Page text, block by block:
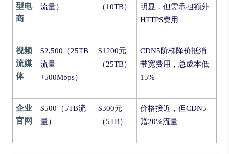
型电
商
流量）
（10TB）
明显，但需承担额外
HTTPS费用
视频
流媒
体
$2,500（25TB
流量
+500Mbps）
$1200元
（25TB）
CDN5阶梯降价抵消
带宽费用，总成本低
15%
企业
官网
$500（5TB流
量）
$300元
（5TB）
价格接近，但CDN5
赠20%流量